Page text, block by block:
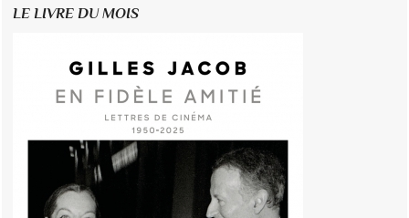
LE LIVRE DU MOIS